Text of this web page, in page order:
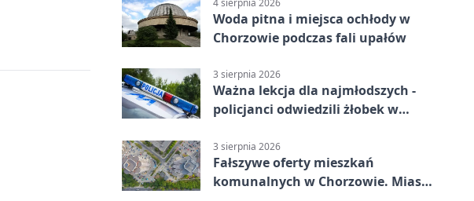
4 sierpnia 2026
Woda pitna i miejsca ochłody w
Chorzowie podczas fali upałów
3 sierpnia 2026
Ważna lekcja dla najmłodszych -
policjanci odwiedzili żłobek w
3 sierpnia 2026
Fałszywe oferty mieszkań
komunalnych w Chorzowie. Miasto